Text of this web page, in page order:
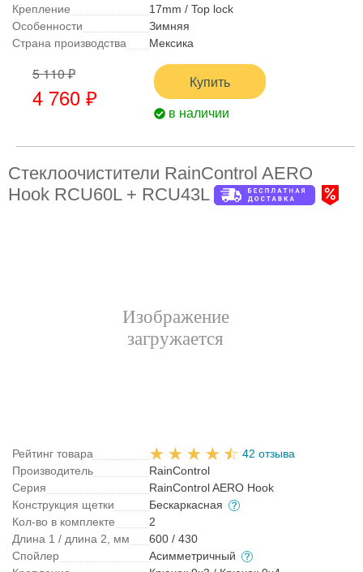
Крепление
17mm / Top lock
Особенности
Зимняя
Страна производства
Мексика
5 110 ₽
4 760 ₽
Купить
в наличии
Стеклоочистители RainControl AERO
Hook RCU60L + RCU43L
Рейтинг товара
42 отзыва
Производитель
RainControl
Серия
RainControl AERO Hook
Конструкция щетки
Бескаркасная
Кол-во в комплекте
2
Длина 1 / длина 2, мм
600 / 430
Спойлер
Асимметричный